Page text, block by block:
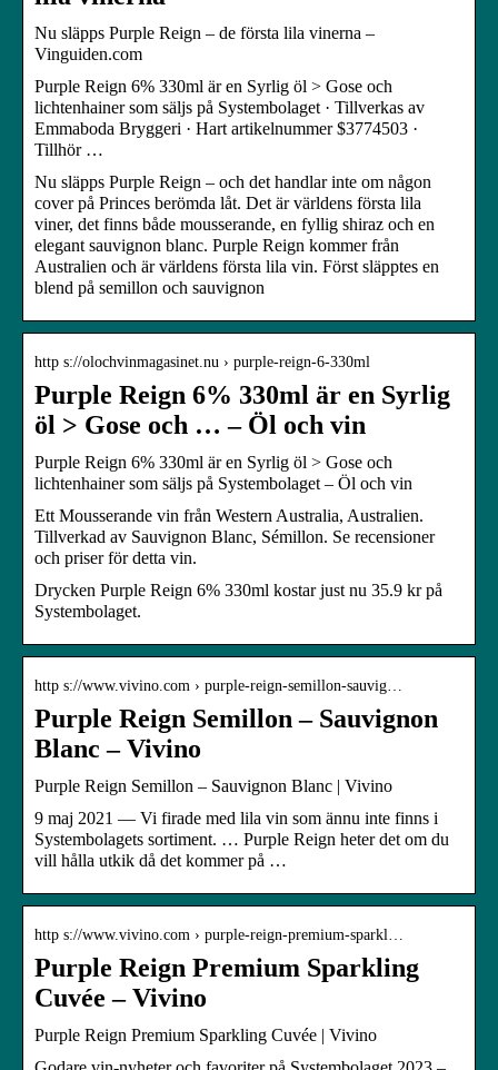
Nu släpps Purple Reign – de första lila vinerna –
Vinguiden.com
Purple Reign 6% 330ml är en Syrlig öl > Gose och
lichtenhainer som säljs på Systembolaget · Tillverkas av
Emmaboda Bryggeri · Hart artikelnummer $3774503 ·
Tillhör …
Nu släpps Purple Reign – och det handlar inte om någon
cover på Princes berömda låt. Det är världens första lila
viner, det finns både mousserande, en fyllig shiraz och en
elegant sauvignon blanc. Purple Reign kommer från
Australien och är världens första lila vin. Först släpptes en
blend på semillon och sauvignon
http s://olochvinmagasinet.nu › purple-reign-6-330ml
Purple Reign 6% 330ml är en Syrlig
öl > Gose och … – Öl och vin
Purple Reign 6% 330ml är en Syrlig öl > Gose och
lichtenhainer som säljs på Systembolaget – Öl och vin
Ett Mousserande vin från Western Australia, Australien.
Tillverkad av Sauvignon Blanc, Sémillon. Se recensioner
och priser för detta vin.
Drycken Purple Reign 6% 330ml kostar just nu 35.9 kr på
Systembolaget.
http s://www.vivino.com › purple-reign-semillon-sauvig…
Purple Reign Semillon – Sauvignon
Blanc – Vivino
Purple Reign Semillon – Sauvignon Blanc | Vivino
9 maj 2021 — Vi firade med lila vin som ännu inte finns i
Systembolagets sortiment. … Purple Reign heter det om du
vill hålla utkik då det kommer på …
http s://www.vivino.com › purple-reign-premium-sparkl…
Purple Reign Premium Sparkling
Cuvée – Vivino
Purple Reign Premium Sparkling Cuvée | Vivino